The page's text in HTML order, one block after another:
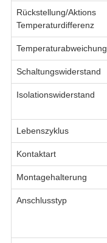
Rückstellung/Aktions
Temperaturdifferenz
Temperaturabweichung
Schaltungswiderstand
Isolationswiderstand
Lebenszyklus
Kontaktart
Montagehalterung
Anschlusstyp